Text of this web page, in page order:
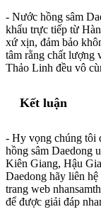
- Nước hồng sâm
khẩu trực tiếp từ
xứ xịn, đảm bảo
tâm rằng chất lượng
Thảo Linh đều vô
Kết luận
- Hy vọng chúng tôi
hồng sâm Daedong
Kiên Giang, Hậu
Daedong hãy liên
trang web
để được giải đáp